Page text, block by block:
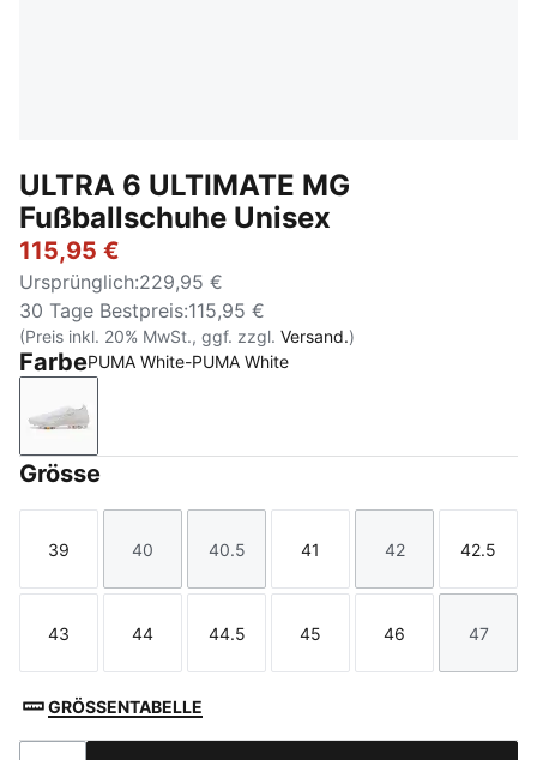
ULTRA 6 ULTIMATE MG
Fußballschuhe Unisex
115,95 €
Ursprünglich:229,95 €
30 Tage Bestpreis:115,95 €
(Preis inkl. 20% MwSt., ggf. zzgl. Versand.)
FarbePUMA White-PUMA White
PUMA White-PUMA White
Grösse
Größe
39
Größe
40
Größe
40.5
Größe
41
Größe
42
Größe
42.5
Größe
43
Größe
44
Größe
44.5
Größe
45
Größe
46
Größe
47
GRÖSSENTABELLE